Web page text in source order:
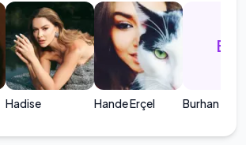
Hadise Hande Erçel
BD
Burhan